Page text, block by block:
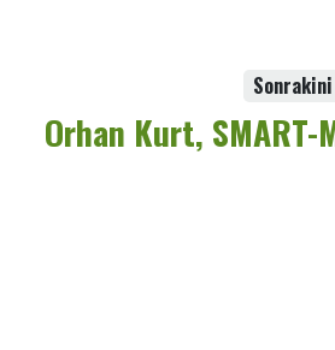
Sonrakini
Orhan Kurt, SMART-